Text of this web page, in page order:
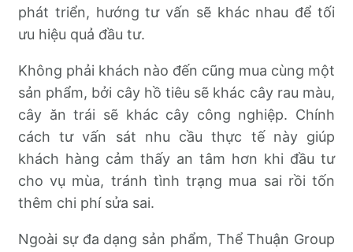
phát triển, hướng tư vấn sẽ khác nhau để tối
ưu hiệu quả đầu tư.
Không phải khách nào đến cũng mua cùng một
sản phẩm, bởi cây hồ tiêu sẽ khác cây rau màu,
cây ăn trái sẽ khác cây công nghiệp. Chính
cách tư vấn sát nhu cầu thực tế này giúp
khách hàng cảm thấy an tâm hơn khi đầu tư
cho vụ mùa, tránh tình trạng mua sai rồi tốn
thêm chi phí sửa sai.
Ngoài sự đa dạng sản phẩm, Thể Thuận Group